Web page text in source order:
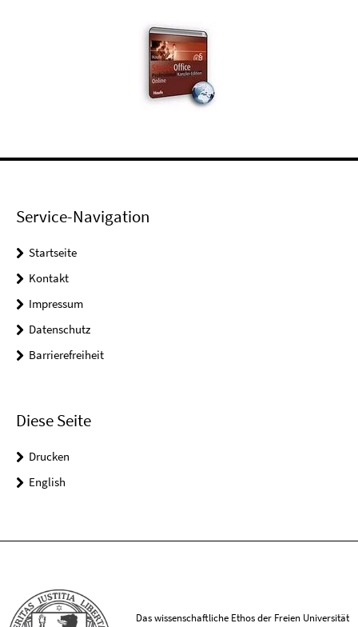
Service-Navigation
Startseite
Kontakt
Impressum
Datenschutz
Barrierefreiheit
Diese Seite
Drucken
English
Das wissenschaftliche Ethos der Freien Universität